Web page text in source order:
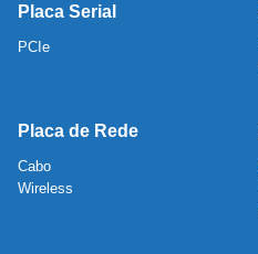
Placa Serial
PCIe
Placa de Rede
Cabo
Wireless